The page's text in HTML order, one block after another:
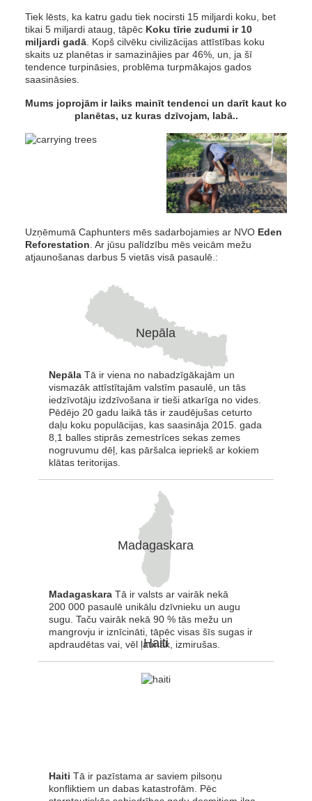
Tiek lēsts, ka katru gadu tiek nocirsti 15 miljardi koku, bet
tikai 5 miljardi ataug, tāpēc Koku tīrie zudumi ir 10
miljardi gadā. Kopš cilvēku civilizācijas attīstības koku
skaits uz planētas ir samazinājies par 46%, un, ja šī
tendence turpināsies, problēma turpmākajos gados
saasināsies.
Mums joprojām ir laiks mainīt tendenci un darīt kaut ko
planētas, uz kuras dzīvojam, labā..
Uzņēmumā Caphunters mēs sadarbojamies ar NVO Eden
Reforestation . Ar jūsu palīdzību mēs veicām mežu
atjaunošanas darbus 5 vietās visā pasaulē.:
Nepāla
NepālaTā ir viena no nabadzīgākajām un
vismazāk attīstītajām valstīm pasaulē, un tās
iedzīvotāju izdzīvošana ir tieši atkarīga no vides.
Pēdējo 20 gadu laikā tās ir zaudējušas ceturto
daļu koku populācijas, kas saasināja 2015. gada
8,1 balles stiprās zemestrīces sekas zemes
nogruvumu dēļ, kas pāršalca iepriekš ar kokiem
klātas teritorijas.
Madagaskara
MadagaskaraTā ir valsts ar vairāk nekā
200 000 pasaulē unikālu dzīvnieku un augu
sugu. Taču vairāk nekā 90 % tās mežu un
mangrovju ir iznīcināti, tāpēc visas šīs sugas ir
apdraudētas vai, vēl ļaunāk, izmirušas.
Haiti
Haiti Tā ir pazīstama ar saviem pilsoņu
konfliktiem un dabas katastrofām. Pēc